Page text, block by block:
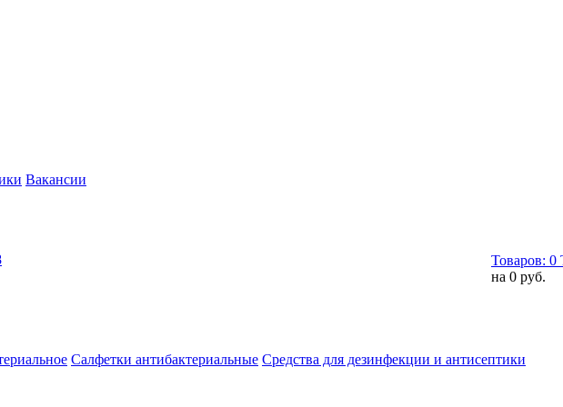
Вакансии
Товаров: 0
на 0 руб.
Салфетки антибактериальные Средства для дезинфекции и антисептики